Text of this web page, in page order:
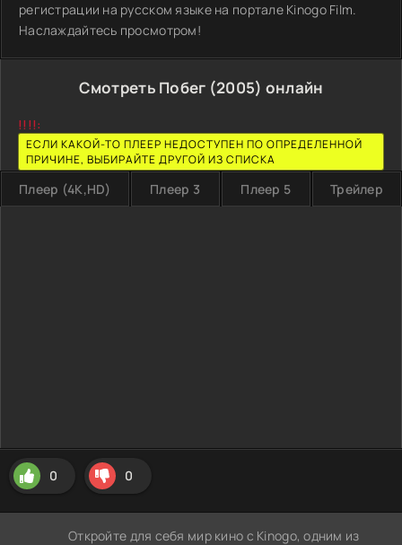
регистрации на русском языке на портале Kinogo Film.
Наслаждайтесь просмотром!
Смотреть Побег (2005) онлайн
!!!!:
ЕСЛИ КАКОЙ-ТО ПЛЕЕР НЕДОСТУПЕН ПО ОПРЕДЕЛЕННОЙ
ПРИЧИНЕ, ВЫБИРАЙТЕ ДРУГОЙ ИЗ СПИСКА
Плеер (4K,HD) Плеер 3 Плеер 5 Трейлер
0 0
Откройте для себя мир кино с Kinogo, одним из